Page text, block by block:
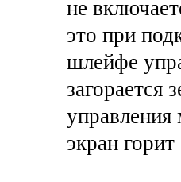
не
это при
шлейфе
загорается
экран